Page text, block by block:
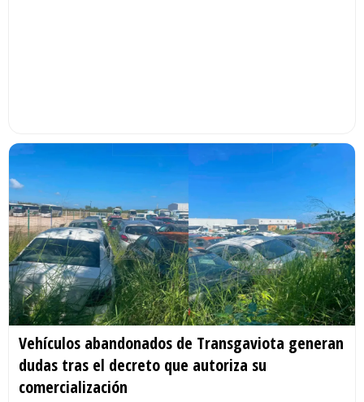
Vehículos abandonados de Transgaviota generan
dudas tras el decreto que autoriza su
comercialización